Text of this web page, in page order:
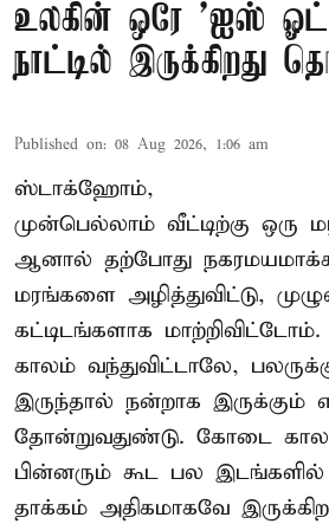
உலகின் ஒரே 'ஐஸ்
நாட்டில் இருக்கிறது
Published on: 08 Aug 2026, 1:06 am
ஸ்டாக்ஹோம்,
முன்பெல்லாம் வீட்டிற்கு ஒரு
ஆனால் தற்போது
மரங்களை அழித்துவிட்டு,
கட்டிடங்களாக
காலம் வந்துவிட்டாலே,
இருந்தால் நன்றாக
தோன்றுவதுண்டு. கோடை
பின்னரும் கூட பல இடங்களில்
தாக்கம் அதிகமாகவே